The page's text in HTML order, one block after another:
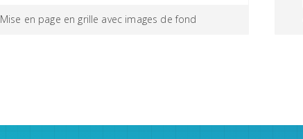
Mise en page en grille avec images de fond